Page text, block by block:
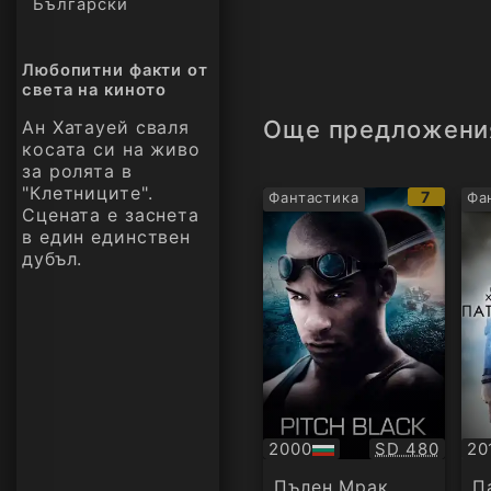
Български
Любопитни факти от
света на киното
Ан Хатауей сваля
косата си на живо
за ролята в
"Клетниците".
Сцената е заснета
в един единствен
дубъл.
Още
Фантастика
IMDb
рейтинг:
7
2000
БГ
аудио
Качество:
SD 480